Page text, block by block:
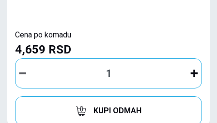
Cena po komadu
4,659 RSD
KUPI ODMAH